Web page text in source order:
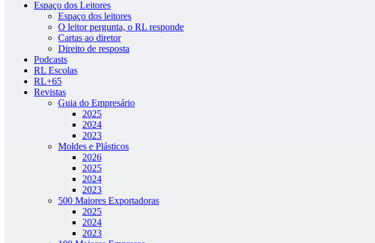
Espaço dos Leitores
Espaço dos leitores
O leitor pergunta, o RL responde
Cartas ao diretor
Direito de resposta
Podcasts
RL Escolas
RL+65
Revistas
Guia do Empresário
2025
2024
2023
Moldes e Plásticos
2026
2025
2024
2023
500 Maiores Exportadoras
2025
2024
2023